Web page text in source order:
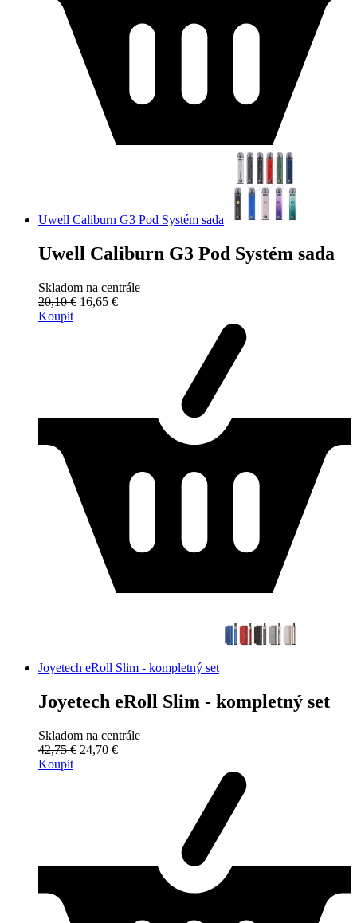
Uwell Caliburn G3 Pod Systém sada
Uwell Caliburn G3 Pod Systém sada
Skladom na centrále
20,10 € 16,65 €
Koupit
Joyetech eRoll Slim - kompletný set
Joyetech eRoll Slim - kompletný set
Skladom na centrále
42,75 € 24,70 €
Koupit